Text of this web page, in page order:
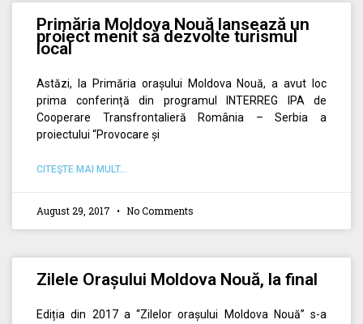
Primăria Moldova Nouă lansează un
proiect menit să dezvolte turismul
local
Astăzi, la Primăria orașului Moldova Nouă, a avut loc
prima conferință din programul INTERREG IPA de
Cooperare Transfrontalieră România – Serbia a
proiectului “Provocare și
CITEŞTE MAI MULT...
August 29, 2017 No Comments
Zilele Orașului Moldova Nouă, la final
Ediția din 2017 a “Zilelor orașului Moldova Nouă” s-a